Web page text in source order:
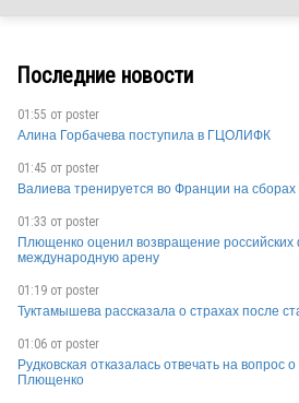
JPN
Последние новости
01:55 от poster
Алина Горбачева поступила в ГЦОЛИФК
01:45 от poster
Валиева тренируется во Франции на
01:33 от poster
Плющенко оценил возвращение российских
международную арену
01:19 от poster
Туктамышева рассказала о страхах после
01:06 от poster
Рудковская отказалась отвечать на вопрос
Плющенко